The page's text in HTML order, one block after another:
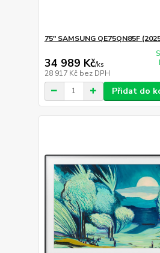
75" SAMSUNG QE75QN85F
34 989 Kč/ks
28 917 Kč bez DPH
Přidat do